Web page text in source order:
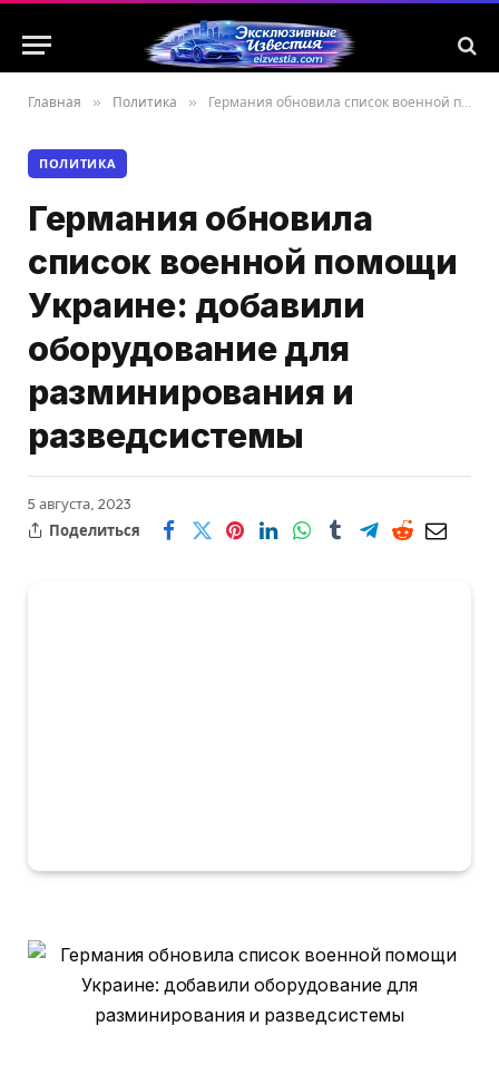
Главная » Политика » Германия обновила список военной помощи Украине: добавили оборудование для разминирования и разведсистемы
ПОЛИТИКА
Германия обновила
список военной помощи
Украине: добавили
оборудование для
разминирования и
разведсистемы
5 августа, 2023
Поделиться